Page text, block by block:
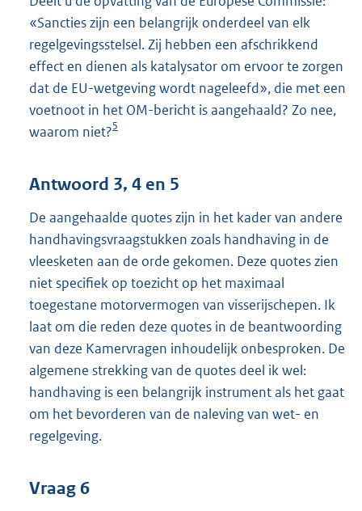
«Sancties zijn een belangrijk onderdeel van elk
regelgevingsstelsel. Zij hebben een afschrikkend
effect en dienen als katalysator om ervoor te zorgen
dat de EU-wetgeving wordt nageleefd», die met een
voetnoot in het OM-bericht is aangehaald? Zo nee,
waarom niet?5
Antwoord 3, 4 en 5
De aangehaalde quotes zijn in het kader van andere
handhavingsvraagstukken zoals handhaving in de
vleesketen aan de orde gekomen. Deze quotes zien
niet specifiek op toezicht op het maximaal
toegestane motorvermogen van visserijschepen. Ik
laat om die reden deze quotes in de beantwoording
van deze Kamervragen inhoudelijk onbesproken. De
algemene strekking van de quotes deel ik wel:
handhaving is een belangrijk instrument als het gaat
om het bevorderen van de naleving van wet- en
regelgeving.
Vraag 6